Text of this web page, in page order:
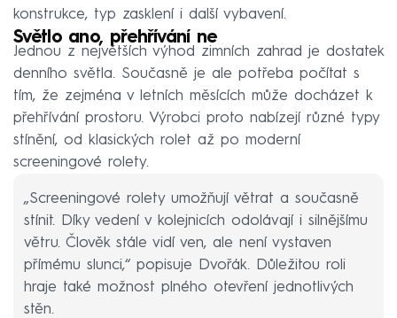
konstrukce, typ zasklení i další vybavení.
Světlo ano, přehřívání ne
Jednou z největších výhod zimních zahrad je dostatek
denního světla. Současně je ale potřeba počítat s
tím, že zejména v letních měsících může docházet k
přehřívání prostoru. Výrobci proto nabízejí různé typy
stínění, od klasických rolet až po moderní
screeningové rolety.
„Screeningové rolety umožňují větrat a současně
stínit. Díky vedení v kolejnicích odolávají i silnějšímu
větru. Člověk stále vidí ven, ale není vystaven
přímému slunci,“ popisuje Dvořák. Důležitou roli
hraje také možnost plného otevření jednotlivých
stěn.